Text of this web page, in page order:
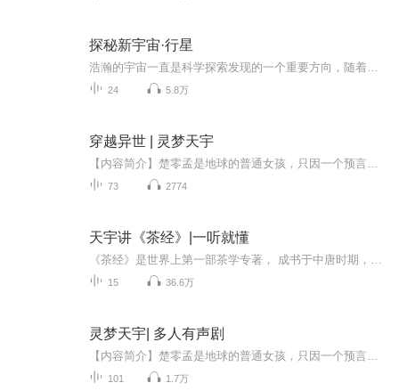
探秘新宇宙·行星
24 5.8万
穿越异世 | 灵梦天宇
73 2774
天宇讲《茶经》|一听就懂
15 36.6万
灵梦天宇| 多人有声剧
101 1.7万